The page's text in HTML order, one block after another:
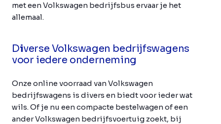
met een Volkswagen bedrijfsbus ervaar je het
allemaal.
Diverse Volkswagen bedrijfswagens
voor iedere onderneming
Onze online voorraad van Volkswagen
bedrijfswagens is divers en biedt voor ieder wat
wils. Of je nu een compacte bestelwagen of een
ander Volkswagen bedrijfsvoertuig zoekt, bij